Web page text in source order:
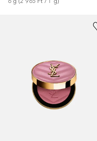
+8